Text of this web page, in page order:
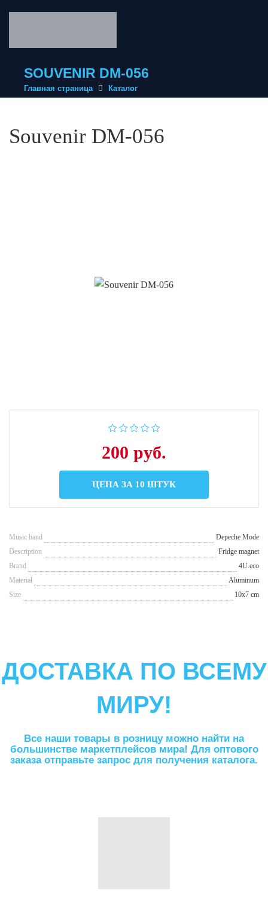
SOUVENIR DM-056
Главная страница Каталог
Souvenir DM-056
200 руб.
ЦЕНА ЗА 10 ШТУК
Music band
Depeche Mode
Description
Fridge magnet
Brand
4U.eco
Material
Aluminum
Size
10x7 cm
ДОСТАВКА ПО ВСЕМУ
МИРУ!
Все наши товары в розницу можно найти на
большинстве маркетплейсов мира! Для оптового
заказа отправьте запрос для получения каталога.